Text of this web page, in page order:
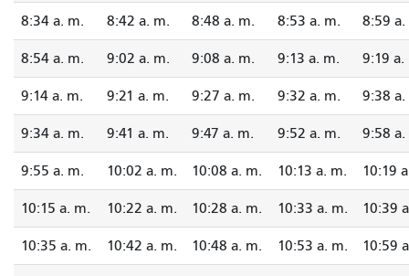
8:34 a. m. 8:42 a. m. 8:48 a. m. 8:53 a. m. 8:59 a.
8:54 a. m. 9:02 a. m. 9:08 a. m. 9:13 a. m. 9:19 a.
9:14 a. m. 9:21 a. m. 9:27 a. m. 9:32 a. m. 9:38 a.
9:34 a. m. 9:41 a. m. 9:47 a. m. 9:52 a. m. 9:58 a.
9:55 a. m. 10:02 a. m. 10:08 a. m. 10:13 a. m. 10:19
10:15 a. m. 10:22 a. m. 10:28 a. m. 10:33 a. m. 10:39
10:35 a. m. 10:42 a. m. 10:48 a. m. 10:53 a. m. 10:59